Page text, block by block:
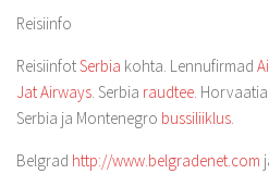
Reisiinfo
ReisiinfotSerbia kohta. Lennufirmad
Jat Airways. Serbia raudtee.
Serbia ja Montenegro bussiliiklus.
Belgrad http://www.belgradenet.com